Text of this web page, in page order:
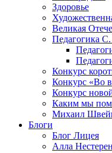
Здоровье
Великая
Педагогика
Конкурс
Конкурс «Во
Конкурс
Каким мы
Михаил
Блоги
Блог Лицея
Алла